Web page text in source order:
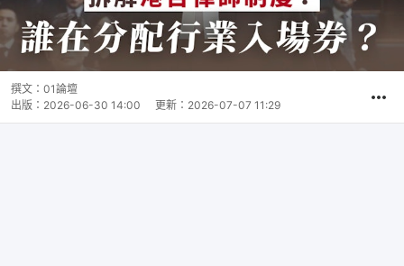
撰文： 01論壇
出版： 2026-06-30 14:00 更新： 2026-07-07 11:29